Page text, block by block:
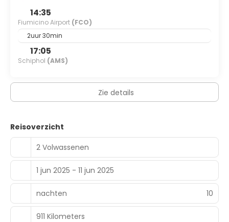
14:35
Fiumicino Airport (FCO)
2uur 30min
17:05
Schiphol (AMS)
Zie details
Reisoverzicht
2 Volwassenen
1 jun 2025 - 11 jun 2025
nachten 10
911 Kilometers